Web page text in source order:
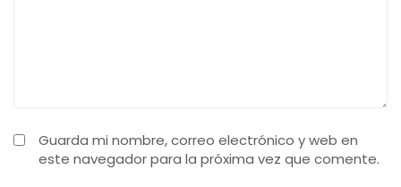
Guarda mi nombre, correo electrónico y web en
este navegador para la próxima vez que comente.